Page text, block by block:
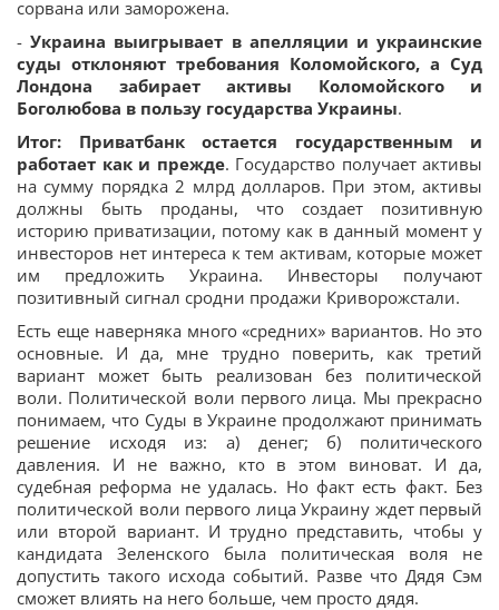
сорвана или заморожена.
-Украина выигрывает в апелляции и украинские
суды отклоняют требования Коломойского, а Суд
Лондона забирает активы Коломойского и
Боголюбова в пользу государства Украины.
Итог: Приватбанк остается государственным и
работает как и прежде. Государство получает активы
на сумму порядка 2 млрд долларов. При этом, активы
должны быть проданы, что создает позитивную
историю приватизации, потому как в данный момент у
инвесторов нет интереса к тем активам, которые может
им предложить Украина. Инвесторы получают
позитивный сигнал сродни продажи Криворожстали.
Есть еще наверняка много «средних» вариантов. Но это
основные. И да, мне трудно поверить, как третий
вариант может быть реализован без политической
воли. Политической воли первого лица. Мы прекрасно
понимаем, что Суды в Украине продолжают принимать
решение исходя из: а) денег; б) политического
давления. И не важно, кто в этом виноват. И да,
судебная реформа не удалась. Но факт есть факт. Без
политической воли первого лица Украину ждет первый
или второй вариант. И трудно представить, чтобы у
кандидата Зеленского была политическая воля не
допустить такого исхода событий. Разве что Дядя Сэм
сможет влиять на него больше, чем просто дядя.